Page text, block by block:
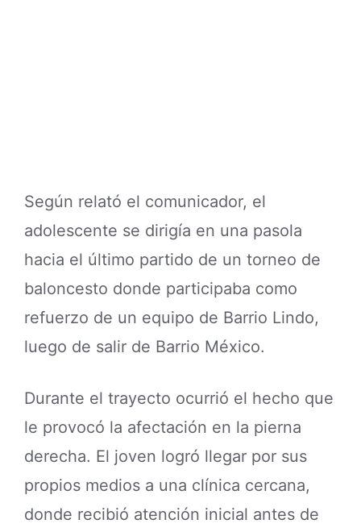
Según relató el comunicador, el
adolescente se dirigía en una pasola
hacia el último partido de un torneo de
baloncesto donde participaba como
refuerzo de un equipo de Barrio Lindo,
luego de salir de Barrio México.
Durante el trayecto ocurrió el hecho que
le provocó la afectación en la pierna
derecha. El joven logró llegar por sus
propios medios a una clínica cercana,
donde recibió atención inicial antes de